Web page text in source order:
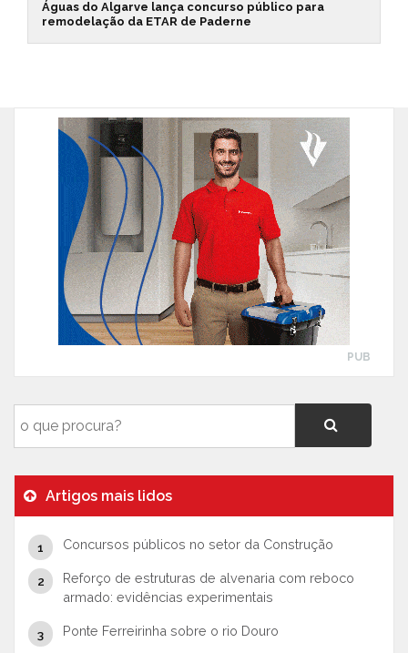
Águas do Algarve lança concurso público para
remodelação da ETAR de Paderne
PUB
Artigos mais lidos
Concursos públicos no setor da Construção
Reforço de estruturas de alvenaria com reboco
armado: evidências experimentais
Ponte Ferreirinha sobre o rio Douro